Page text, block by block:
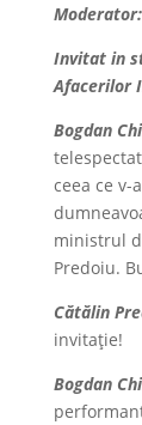
Invitat in
Afacerilor
Bogdan
ceea ce
ministrul
Predoiu.
Cătălin
invitație!
Bogdan